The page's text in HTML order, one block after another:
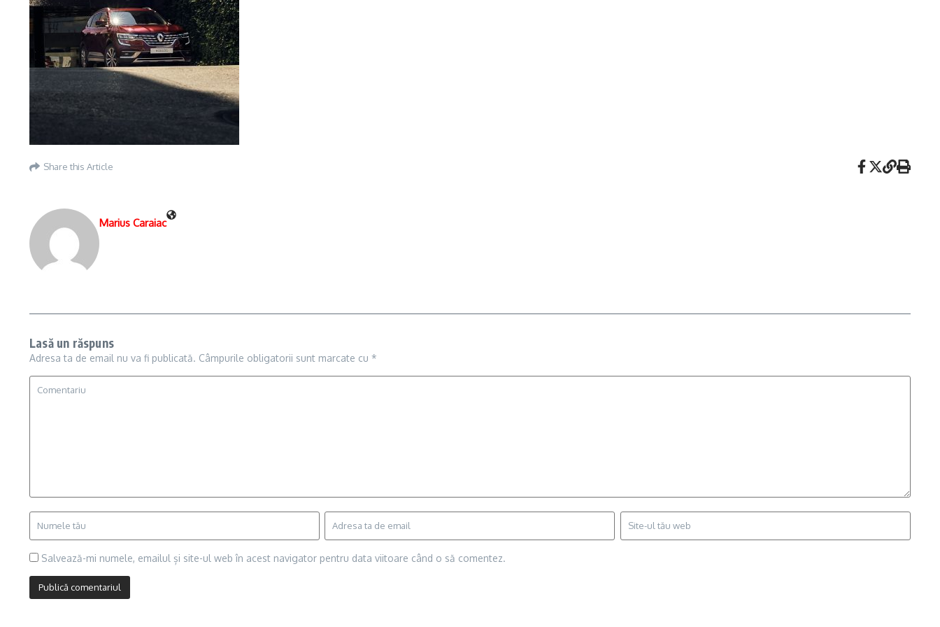
Share this Article
Marius Caraiac
Lasă un răspuns
Adresa ta de email nu va fi publicată. Câmpurile obligatorii sunt marcate cu *
Salvează-mi numele, emailul și site-ul web în acest navigator pentru data viitoare când o să comentez.